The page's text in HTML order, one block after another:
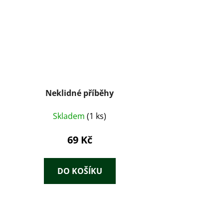
Neklidné příběhy
Skladem(1 ks)
69 Kč
DO KOŠÍKU